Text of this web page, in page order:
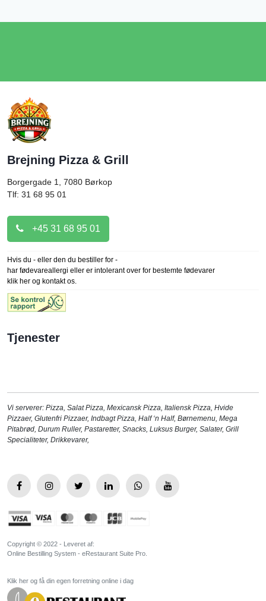
Brejning Pizza & Grill
Borgergade 1, 7080 Børkop
Tlf: 31 68 95 01
+45 31 68 95 01
Hvis du - eller den du bestiller for -
har fødevareallergi eller er intolerant over for bestemte fødevarer
klik her og kontakt os.
Tjenester
Vi serverer: Pizza, Salat Pizza, Mexicansk Pizza, Italiensk Pizza, Hvide
Pizzaer, Glutenfri Pizzaer, Indbagt Pizza, Half ‘n Half, Børnemenu, Mega
Pitabrød, Durum Ruller, Pastaretter, Snacks, Luksus Burger, Salater, Grill
Specialiteter, Drikkevarer,
Copyright © 2022 - Leveret af:
Online Bestilling System - eRestaurant Suite Pro.
Klik her og få din egen forretning online i dag